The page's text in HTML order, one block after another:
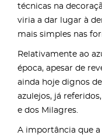
técnicas na
viria a dar lugar à
mais simples nas
Relativamente ao
época, apesar de
ainda hoje dignos
azulejos, já
e dos Milagres.
A importância que